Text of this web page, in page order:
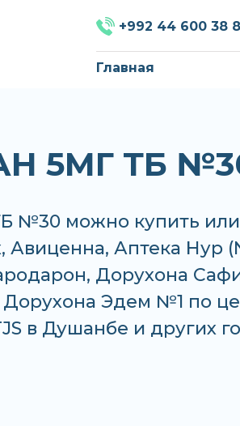
+992 44 600 38
Главная
5МГ ТБ
№30 можно купить или
Авиценна, Аптека Нур
Дорухона
Эдем №1 по
в Душанбе и других